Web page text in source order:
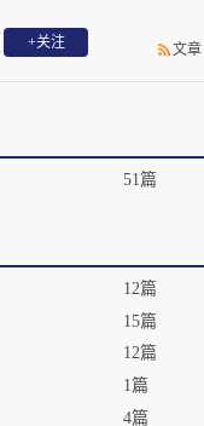
+关注 文章
51篇
12篇
15篇
12篇
1篇
4篇